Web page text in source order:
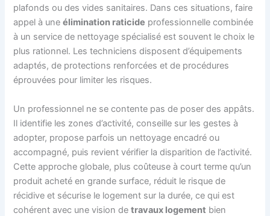
plafonds ou des vides sanitaires. Dans ces situations, faire
appel à uneélimination raticide professionnelle combinée
à un service de nettoyage spécialisé est souvent le choix le
plus rationnel. Les techniciens disposent d’équipements
adaptés, de protections renforcées et de procédures
éprouvées pour limiter les risques.
Un professionnel ne se contente pas de poser des appâts.
Il identifie les zones d’activité, conseille sur les gestes à
adopter, propose parfois un nettoyage encadré ou
accompagné, puis revient vérifier la disparition de l’activité.
Cette approche globale, plus coûteuse à court terme qu’un
produit acheté en grande surface, réduit le risque de
récidive et sécurise le logement sur la durée, ce qui est
cohérent avec une vision detravaux logement bien